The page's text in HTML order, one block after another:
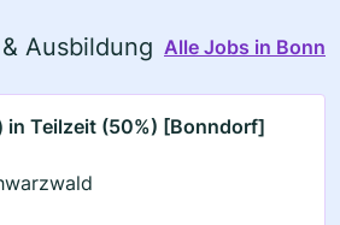
Ausbildung Alle Jobs in Bonn
in Teilzeit (50%) [Bonndorf]